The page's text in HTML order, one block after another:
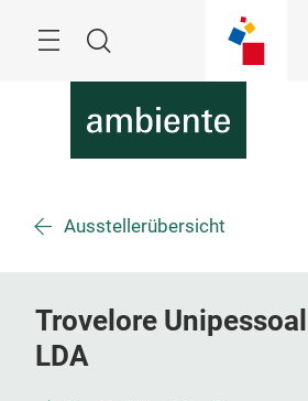
Suche
Ausstellerübersicht
Trovelore Unipessoal
LDA